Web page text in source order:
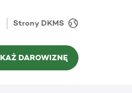
Strony DKMS
DAROWIZNĘ